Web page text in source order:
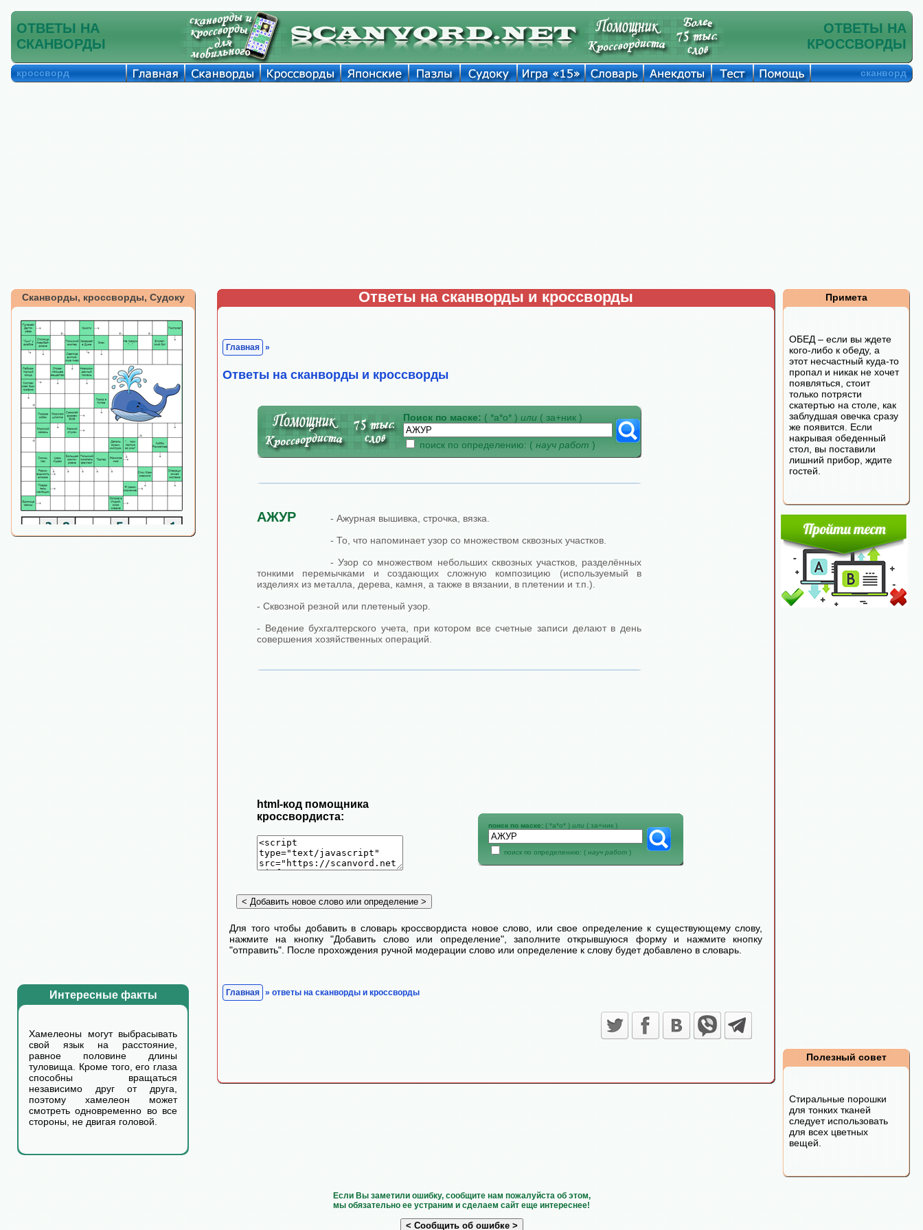
ОТВЕТЫ НА
СКАНВОРДЫ
ОТВЕТЫ НА
КРОССВОРДЫ
кроссворд сканворд
Сканворды, кроссворды, Судоку
Интересные факты
Хамелеоны могут выбрасывать
свой язык на расстояние,
равное половине длины
туловища. Кроме того, его глаза
способны вращаться
независимо друг от друга,
поэтому хамелеон может
смотреть одновременно во все
стороны, не двигая головой.
Ответы на сканворды и кроссворды
Главная »
Ответы на сканворды и кроссворды
Поиск по маске: ( *а*о* ) или ( за+ник )
поиск по определению: ( науч работ )
АЖУР
- Ажурная вышивка, строчка, вязка.
- То, что напоминает узор со множеством сквозных участков.
- Узор со множеством небольших сквозных участков, разделённых
тонкими перемычками и создающих сложную композицию (используемый в
изделиях из металла, дерева, камня, а также в вязании, в плетении и т.п.).
- Сквозной резной или плетеный узор.
- Ведение бухгалтерского учета, при котором все счетные записи делают в день
совершения хозяйственных операций.
html-код помощника
кроссвордиста:
поиск по маске: ( *а*о* ) или ( за+ник )
поиск по определению: ( науч работ )
Для того чтобы добавить в словарь кроссвордиста новое слово, или свое определение к существующему слову,
нажмите на кнопку "Добавить слово или определение", заполните открывшуюся форму и нажмите кнопку
"отправить". После прохождения ручной модерации слово или определение к слову будет добавлено в словарь.
Главная » ответы на сканворды и кроссворды
Примета
ОБЕД – если вы ждете
кого-либо к обеду, а
этот несчастный куда-то
пропал и никак не хочет
появляться, стоит
только потрясти
скатертью на столе, как
заблудшая овечка сразу
же появится. Если
накрывая обеденный
стол, вы поставили
лишний прибор, ждите
гостей.
Полезный совет
Стиральные порошки
для тонких тканей
следует использовать
для всех цветных
вещей.
Если Вы заметили ошибку, сообщите нам пожалуйста об этом,
мы обязательно ее устраним и сделаем сайт еще интереснее!